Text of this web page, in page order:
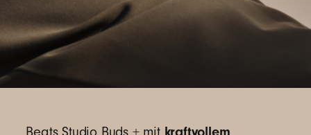
um deine verlorenen In-Ear Kopfhörer auf
einer Karte anhand des letztbekannten
verbundenen Standorts zu orten.
Erhalte Software-Updates und neue Funktionen
automatisch
Original Android Funktionen:
kraftvollem